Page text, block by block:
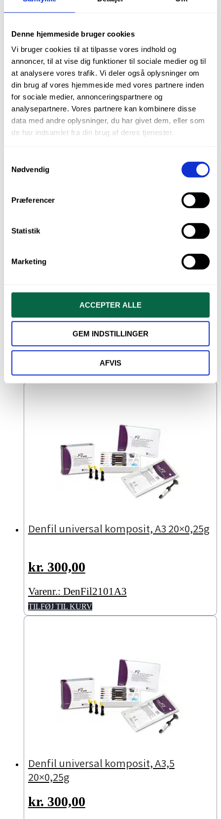
Denne hjemmeside bruger cookies
Vi bruger cookies til at tilpasse vores indhold og
annoncer, til at vise dig funktioner til sociale medier og til
at analysere vores trafik. Vi deler også oplysninger om
din brug af vores hjemmeside med vores partnere inden
for sociale medier, annonceringspartnere og
analysepartnere. Vores partnere kan kombinere disse
data med andre oplysninger, du har givet dem, eller som
de har indsamlet fra din brug af deres tjenester.
Nødvendig
Præferencer
Statistik
Marketing
ACCEPTER ALLE
GEM INDSTILLINGER
AFVIS
Denfil universal komposit A1, 20×0,25g
kr.300,00
Varenr.: DenFil2101A1
TILFØJ TIL KURV
Denfil universal komposit, A2 20×0,25g
300,00
Denfil universal komposit, A3 20×0,25g
kr. 300,00
Varenr.: DenFil2101A3
TILFØJ TIL KURV
Denfil universal komposit, A3,5
20×0,25g
kr. 300,00